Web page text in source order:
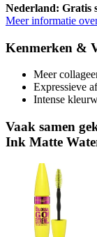
Nederland: Gratis
Meer informatie
Kenmerken &
Meer
Expressieve
Intense
Vaak samen
Ink Matte